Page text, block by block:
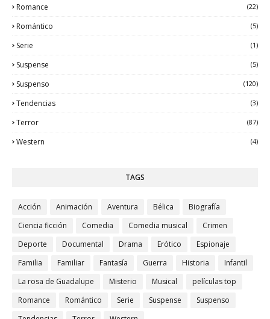
Romance (22)
Romántico (5)
Serie (1)
Suspense (5)
Suspenso (120)
Tendencias (3)
Terror (87)
Western (4)
TAGS
Acción Animación Aventura Bélica
Biografía
Ciencia ficción
Comedia Comedia musical
Crimen
Deporte
Documental Drama Erótico
Espionaje
Familia
Familiar Fantasía Guerra Historia
Infantil
La rosa de Guadalupe
Misterio Musical
películas top
Romance
Romántico Serie Suspense
Suspenso